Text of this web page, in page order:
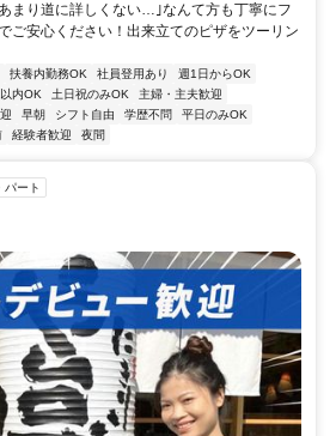
まり道に詳しくない…｣なんて方も丁寧にフ
ご安心ください！出来立てのピザをツーリン
扶養内勤務OK 社員登用あり
週1日からOK
内OK 土日祝のみOK
主婦・主夫歓迎
早朝 シフト自由 学歴不問
平日のみOK
経験者歓迎 夜間
パート